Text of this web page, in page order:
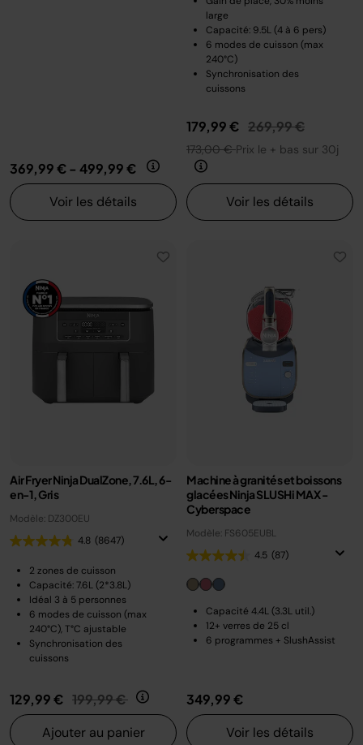
369,99 €- 499,99 €
Voir les détails
large
Capacité: 9.5L (4 à 6 pers)
6 modes de cuisson (max
240°C)
Synchronisation des
cuissons
179,99 € Prix réduit de
269,99 €au
173,00 €Prix le + bas sur 30j
Voir les détails
Air Fryer Ninja DualZone, 7.6L, 6-
en-1, Gris
Modèle: DZ300EU
4.8 (8647)
2 zones de cuisson
Capacité: 7.6L (2*3.8L)
Idéal 3 à 5 personnes
6 modes de cuisson (max
240°C), T°C ajustable
Synchronisation des
cuissons
129,99 € Prix réduit de
199,99 € au
Ajouter au panier
Machine à granités et boissons
glacées Ninja SLUSHi MAX -
Cyberspace
Modèle: FS605EUBL
4.5 (87)
Capacité 4.4L (3.3L util.)
12+ verres de 25 cl
6 programmes + SlushAssist
349,99 €
Voir les détails